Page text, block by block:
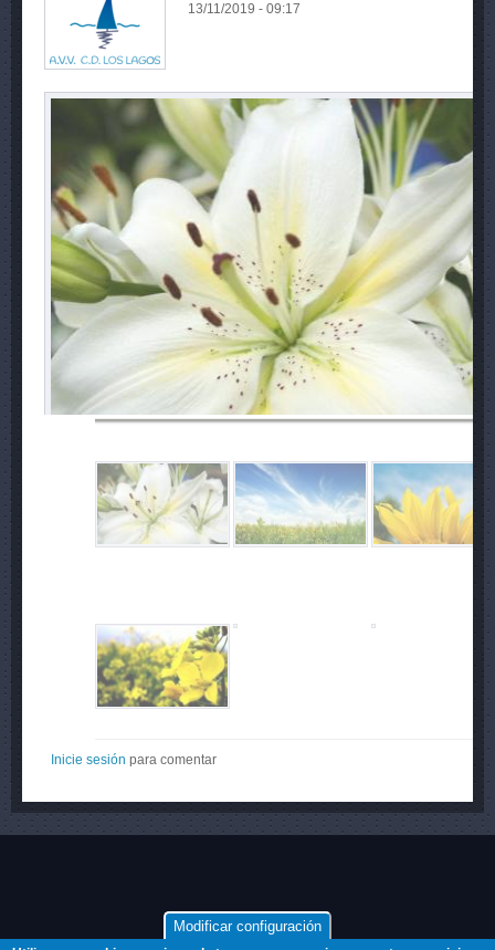
13/11/2019 - 09:17
Inicie sesión para comentar
Modificar configuración